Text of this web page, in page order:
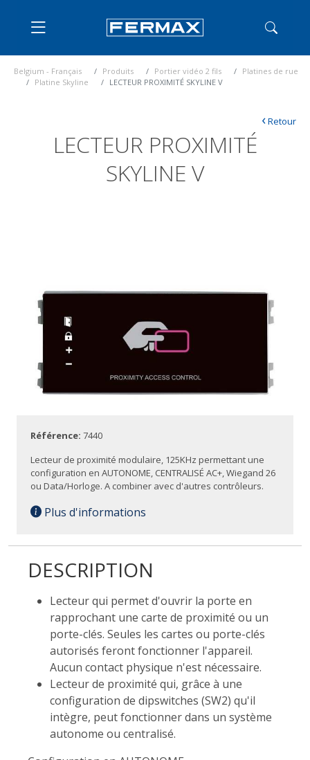
Belgium - Français Produits Portier vidéo 2 fils
Platines de rue
Platine Skyline
LECTEUR PROXIMITÉ SKYLINE V
LECTEUR PROXIMITÉ
SKYLINE V
‹Retour
Référence: 7440
Lecteur de proximité modulaire, 125KHz permettant une
configuration en AUTONOME, CENTRALISÉ AC+, Wiegand 26
ou Data/Horloge. A combiner avec d'autres contrôleurs.
Plus d'informations
DESCRIPTION
Lecteur qui permet d'ouvrir la porte en
rapprochant une carte de proximité ou un
porte-clés. Seules les cartes ou porte-clés
autorisés feront fonctionner l'appareil.
Aucun contact physique n'est nécessaire.
Lecteur de proximité qui, grâce à une
configuration de dipswitches (SW2) qu'il
intègre, peut fonctionner dans un système
autonome ou centralisé.